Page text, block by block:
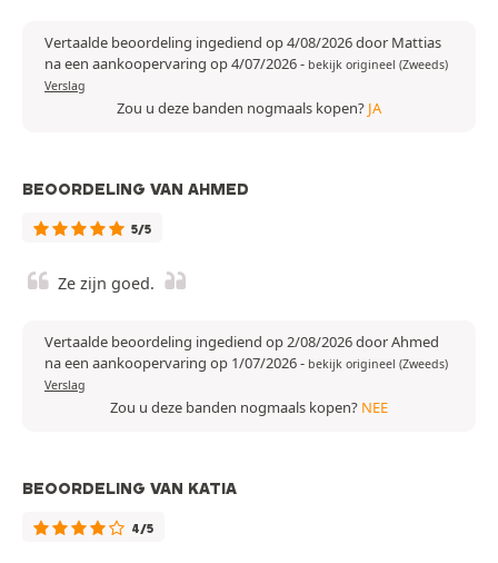
Vertaalde beoordeling ingediend op 4/08/2026 door Mattias
na een aankoopervaring op 4/07/2026- bekijk origineel (Zweeds)
Verslag
Zou u deze banden nogmaals kopen? JA
BEOORDELING VAN AHMED
5/5
Ze zijn goed.
Vertaalde beoordeling ingediend op 2/08/2026 door Ahmed
na een aankoopervaring op 1/07/2026- bekijk origineel (Zweeds)
Verslag
Zou u deze banden nogmaals kopen? NEE
BEOORDELING VAN KATIA
4/5